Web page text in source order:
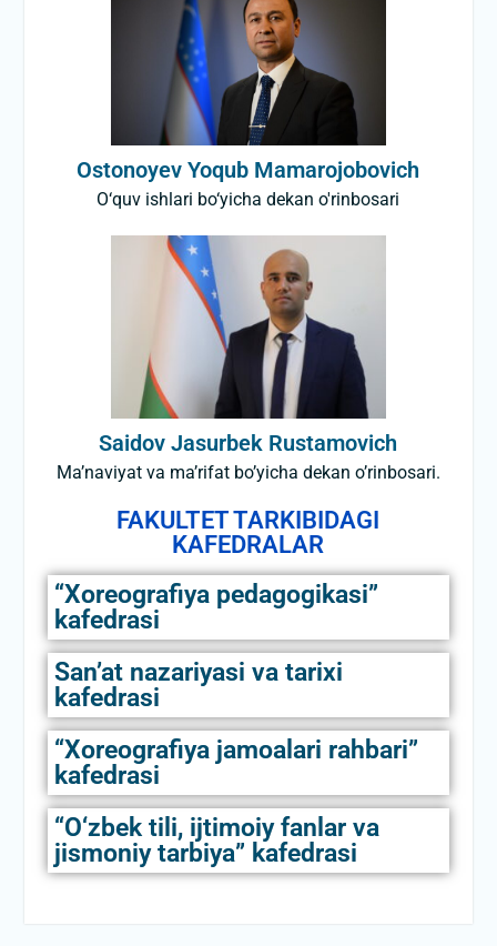
Ostonoyev Yoqub Mamarojobovich
O‘quv ishlari bo‘yicha dekan o'rinbosari
Saidov Jasurbek Rustamovich
Ma’naviyat va ma’rifat bo’yicha dekan o’rinbosari.
FAKULTET TARKIBIDAGI
KAFEDRALAR
“Xoreografiya pedagogikasi”
kafedrasi
Sanʼat nazariyasi va tarixi
kafedrasi
“Xoreografiya jamoalari rahbari”
kafedrasi
“О‘zbek tili, ijtimoiy fanlar va
jismoniy tarbiya” kafedrasi